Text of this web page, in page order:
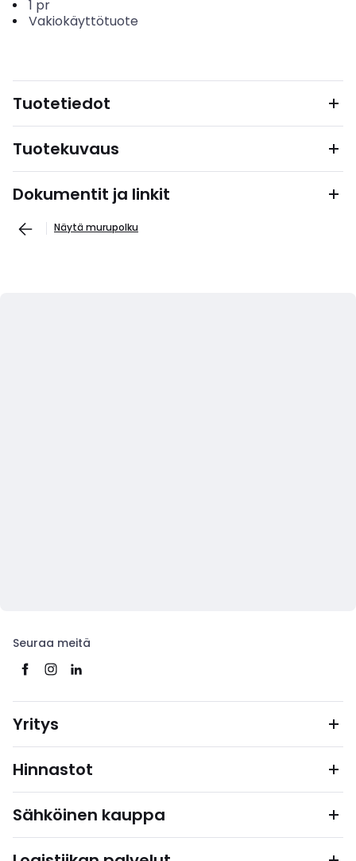
1 pr
Vakiokäyttötuote
Tuotetiedot
Tuotekuvaus
Dokumentit ja linkit
Näytä murupolku
Seuraa meitä
Yritys
Hinnastot
Sähköinen kauppa